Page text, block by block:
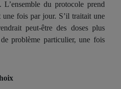
du protocole prend
fois par jour. S’il traitait une
peut-être des doses plus
problème particulier, une fois